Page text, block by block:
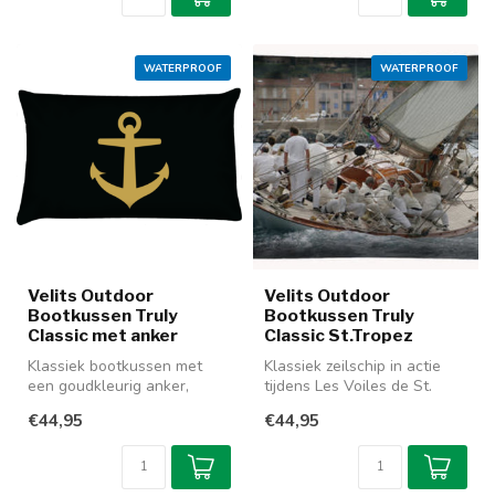
WATERPROOF
Velits Outdoor
Bootkussen Truly
Classic met anker
Klassiek bootkussen met
een goudkleurig anker,
donkerblauw...
€44,95
WATERPROOF
Velits Outdoor
Bootkussen Truly
Classic St.Tropez
Klassiek zeilschip in actie
tijdens Les Voiles de St.
€44,95